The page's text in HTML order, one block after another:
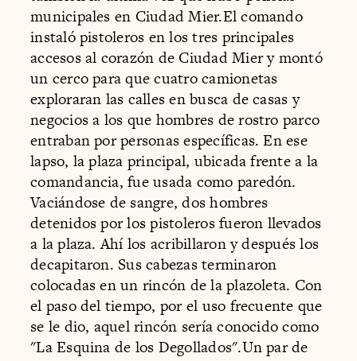
municipales en Ciudad Mier.El comando
instaló pistoleros en los tres principales
accesos al corazón de Ciudad Mier y montó
un cerco para que cuatro camionetas
exploraran las calles en busca de casas y
negocios a los que hombres de rostro parco
entraban por personas específicas. En ese
lapso, la plaza principal, ubicada frente a la
comandancia, fue usada como paredón.
Vaciándose de sangre, dos hombres
detenidos por los pistoleros fueron llevados
a la plaza. Ahí los acribillaron y después los
decapitaron. Sus cabezas terminaron
colocadas en un rincón de la plazoleta. Con
el paso del tiempo, por el uso frecuente que
se le dio, aquel rincón sería conocido como
"La Esquina de los Degollados".Un par de